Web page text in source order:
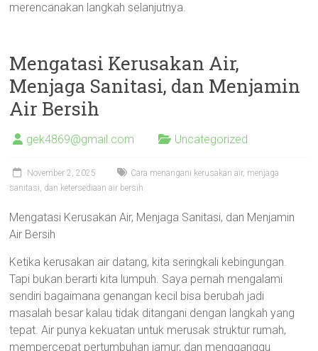
merencanakan langkah selanjutnya.
Mengatasi Kerusakan Air,
Menjaga Sanitasi, dan Menjamin
Air Bersih
gek4869@gmail.com Uncategorized
November 2, 2025
Cara menangani kerusakan air, menjaga
sanitasi, dan ketersediaan air bersih
Mengatasi Kerusakan Air, Menjaga Sanitasi, dan Menjamin
Air Bersih
Ketika kerusakan air datang, kita seringkali kebingungan.
Tapi bukan berarti kita lumpuh. Saya pernah mengalami
sendiri bagaimana genangan kecil bisa berubah jadi
masalah besar kalau tidak ditangani dengan langkah yang
tepat. Air punya kekuatan untuk merusak struktur rumah,
mempercepat pertumbuhan jamur, dan mengganggu